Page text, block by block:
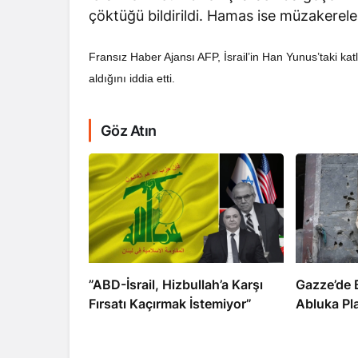
çöktüğü bildirildi. Hamas ise
Fransız Haber Ajansı AFP, İsrail’in Han Yunus’taki
aldığını iddia etti.
Göz Atın
​​​​​​​”ABD-İsrail, Hizbullah’a Karşı
Fırsatı Kaçırmak İstemiyor”
Abluka
Dahlan,
Abbas’ı